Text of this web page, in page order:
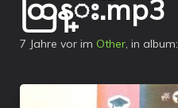
ထြန္း.mp3
7 Jahre vor im Other, in album: